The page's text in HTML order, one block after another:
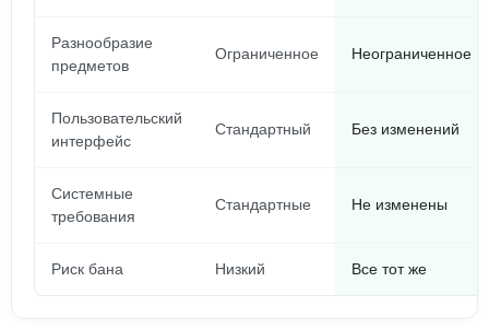
Разнообразие
предметов
Ограниченное Неограниченное
Пользовательский
интерфейс
Стандартный Без изменений
Системные
требования
Стандартные Не изменены
Риск бана Низкий Все тот же